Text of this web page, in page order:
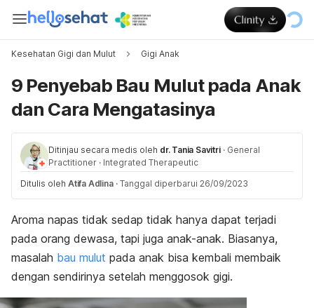
Kesehatan Gigi dan Mulut Gigi Anak
9 Penyebab Bau Mulut pada Anak
dan Cara Mengatasinya
Ditinjau secara medis oleh dr. Tania Savitri · General
Practitioner · Integrated Therapeutic
Ditulis oleh Atifa Adlina · Tanggal diperbarui 26/09/2023
Aroma napas tidak sedap tidak hanya dapat terjadi
pada orang dewasa, tapi juga anak-anak. Biasanya,
masalah bau mulut pada anak bisa kembali membaik
dengan sendirinya setelah menggosok gigi.